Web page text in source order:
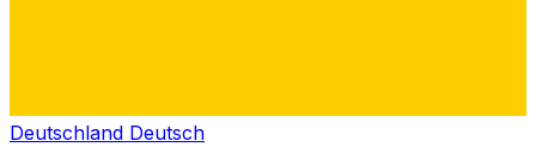
Deutschland Deutsch